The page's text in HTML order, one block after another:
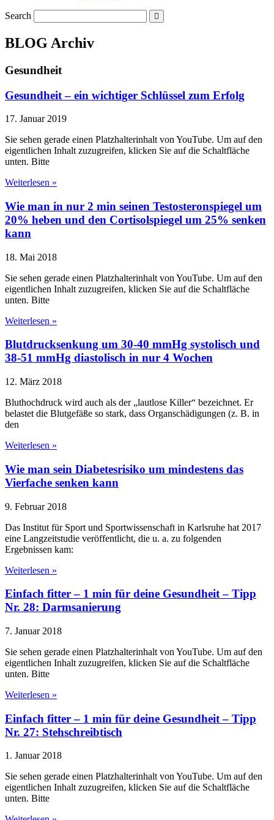
Search
BLOG Archiv
Gesundheit
Gesundheit – ein wichtiger Schlüssel zum Erfolg
17. Januar 2019
Sie sehen gerade einen Platzhalterinhalt von YouTube. Um auf den
eigentlichen Inhalt zuzugreifen, klicken Sie auf die Schaltfläche
unten. Bitte
Weiterlesen »
Wie man in nur 2 min seinen Testosteronspiegel um
20% heben und den Cortisolspiegel um 25% senken
kann
18. Mai 2018
Sie sehen gerade einen Platzhalterinhalt von YouTube. Um auf den
eigentlichen Inhalt zuzugreifen, klicken Sie auf die Schaltfläche
unten. Bitte
Weiterlesen »
Blutdrucksenkung um 30-40 mmHg systolisch und
38-51 mmHg diastolisch in nur 4 Wochen
12. März 2018
Bluthochdruck wird auch als der „lautlose Killer“ bezeichnet. Er
belastet die Blutgefäße so stark, dass Organschädigungen (z. B. in
den
Weiterlesen »
Wie man sein Diabetesrisiko um mindestens das
Vierfache senken kann
9. Februar 2018
Das Institut für Sport und Sportwissenschaft in Karlsruhe hat 2017
eine Langzeitstudie veröffentlicht, die u. a. zu folgenden
Ergebnissen kam:
Weiterlesen »
Einfach fitter – 1 min für deine Gesundheit – Tipp
Nr. 28: Darmsanierung
7. Januar 2018
Sie sehen gerade einen Platzhalterinhalt von YouTube. Um auf den
eigentlichen Inhalt zuzugreifen, klicken Sie auf die Schaltfläche
unten. Bitte
Weiterlesen »
Einfach fitter – 1 min für deine Gesundheit – Tipp
Nr. 27: Stehschreibtisch
1. Januar 2018
Sie sehen gerade einen Platzhalterinhalt von YouTube. Um auf den
eigentlichen Inhalt zuzugreifen, klicken Sie auf die Schaltfläche
unten. Bitte